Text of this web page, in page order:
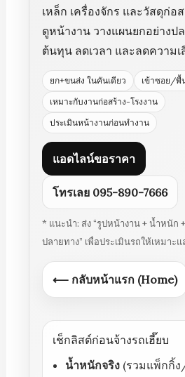
เหล็ก เครื่องจักร และวัสดุก่อ
ดูหน้างาน วางแผนยกอย่างป
ต้นทุน ลดเวลา และลดความเ
ยก+ขนส่ง ในคันเดียว
เข้าซอย/พื้
เหมาะกับงานก่อสร้าง-โรงงาน
ประเมินหน้างานก่อนทำงาน
แอดไลน์ขอราคา
โทรเลย 095-890-7666
* แนะนำ: ส่ง “รูปหน้างาน + น้ำหนัก
ปลายทาง” เพื่อประเมินรถให้เหมาะ
⟵ กลับหน้าแรก (Home)
เช็กลิสต์ก่อนจ้างรถเฮี๊ยบ
น้ำหนักจริง(รวมแพ็กกิ้